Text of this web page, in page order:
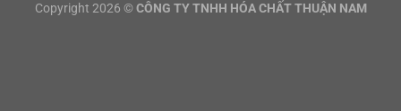
Copyright 2026 © CÔNG TY TNHH HÓA CHẤT THUẬN NAM